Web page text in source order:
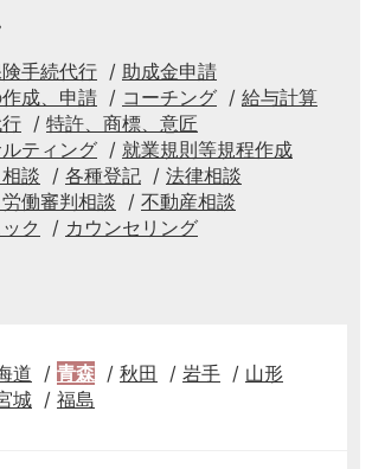
手続代行
助成金申請
成、申請
コーチング
給与計算
特許、商標、意匠
ティング
就業規則等規程作成
談
各種登記
法律相談
働審判相談
不動産相談
ク
カウンセリング
道 青森 秋田 岩手
山形
城
福島